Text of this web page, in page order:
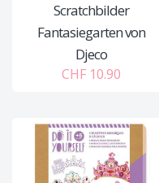
Scratchbilder
Fantasiegarten von
Djeco
CHF 10.90